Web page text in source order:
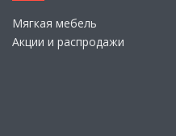
Мягкая мебель
Акции и распродажи